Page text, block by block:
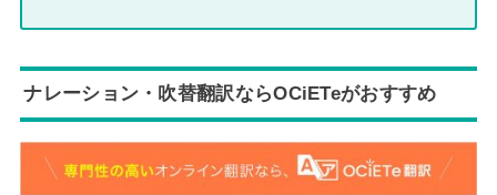
ナレーション・吹替翻訳ならOCiETeがおすすめ